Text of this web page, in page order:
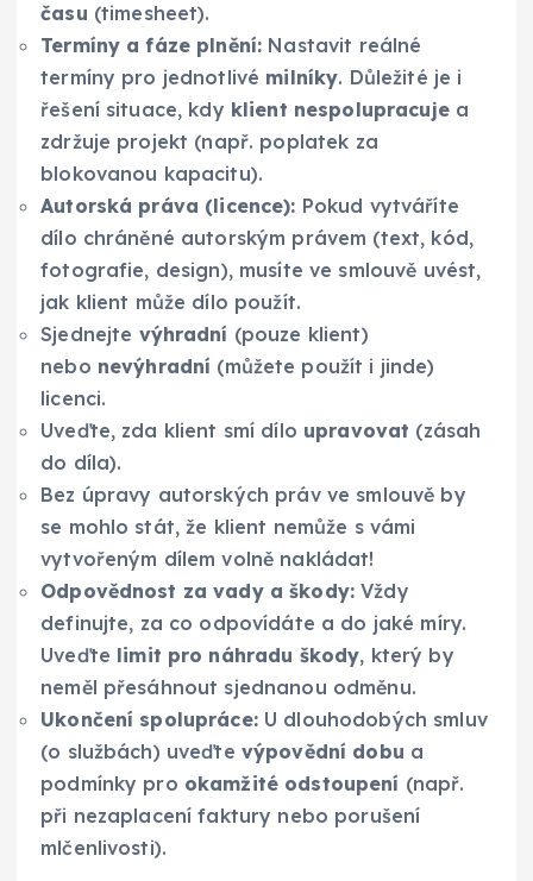
času (timesheet).
Termíny a fáze plnění: Nastavit reálné
termíny pro jednotlivé milníky. Důležité je i
řešení situace, kdy klient nespolupracujea
zdržuje projekt (např. poplatek za
blokovanou kapacitu).
Autorská práva (licence): Pokud vytváříte
dílo chráněné autorským právem (text, kód,
fotografie, design), musíte ve smlouvě uvést,
jak klient může dílo použít.
Sjednejte výhradní (pouze klient)
nebo nevýhradní (můžete použít i jinde)
licenci.
Uveďte, zda klient smí dílo upravovat (zásah
do díla).
Bez úpravy autorských práv ve smlouvě by
se mohlo stát, že klient nemůže s vámi
vytvořeným dílem volně nakládat!
Odpovědnost za vady a škody: Vždy
definujte, za co odpovídáte a do jaké míry.
Uveďte limit pro náhradu škody, který by
neměl přesáhnout sjednanou odměnu.
Ukončení spolupráce:U dlouhodobých smluv
(o službách) uveďte výpovědní dobu a
podmínky pro okamžité odstoupení (např.
při nezaplacení faktury nebo porušení
mlčenlivosti).